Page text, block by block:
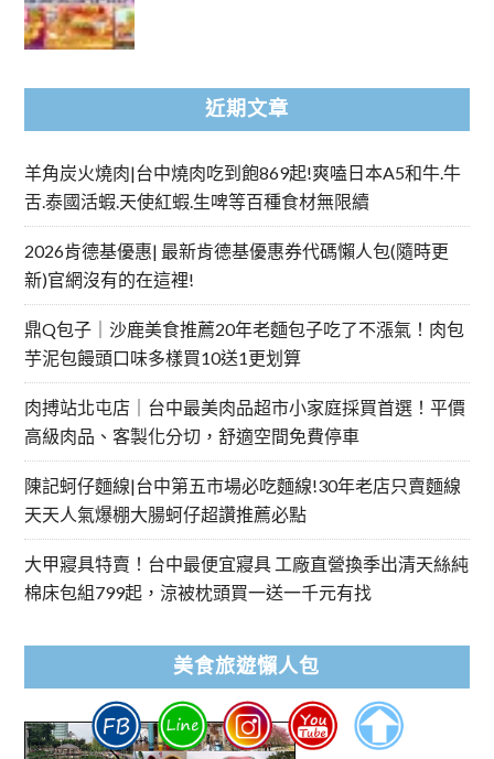
近期文章
羊角炭火燒肉|台中燒肉吃到飽869起!爽嗑日本A5和牛.牛
舌.泰國活蝦.天使紅蝦.生啤等百種食材無限續
2026肯德基優惠| 最新肯德基優惠券代碼懶人包(隨時更
新)官網沒有的在這裡!
鼎Q包子｜沙鹿美食推薦20年老麵包子吃了不漲氣！肉包
芋泥包饅頭口味多樣買10送1更划算
肉搏站北屯店｜台中最美肉品超市小家庭採買首選！平價
高級肉品、客製化分切，舒適空間免費停車
陳記蚵仔麵線|台中第五市場必吃麵線!30年老店只賣麵線
天天人氣爆棚大腸蚵仔超讚推薦必點
大甲寢具特賣！台中最便宜寢具 工廠直營換季出清天絲純
棉床包組799起，涼被枕頭買一送一千元有找
美食旅遊懶人包